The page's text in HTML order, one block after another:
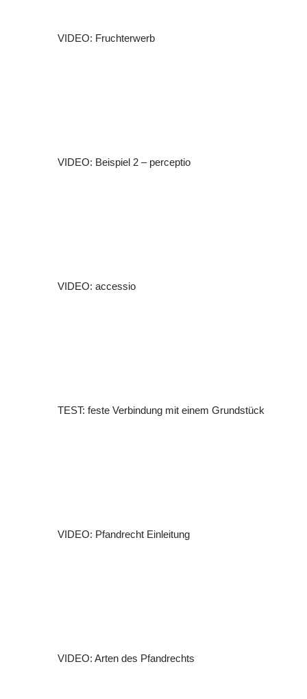
VIDEO: Fruchterwerb
VIDEO: Beispiel 2 – perceptio
VIDEO: accessio
TEST: feste Verbindung mit einem Grundstück
VIDEO: Pfandrecht Einleitung
VIDEO: Arten des Pfandrechts